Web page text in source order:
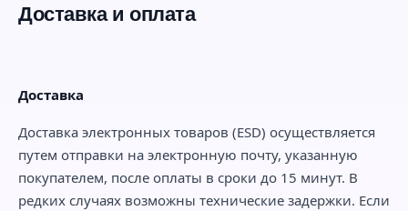
Доставка и оплата
Доставка
Доставка электронных товаров (ESD) осуществляется
путем отправки на электронную почту, указанную
покупателем, после оплаты в сроки до 15 минут. В
редких случаях возможны технические задержки. Если